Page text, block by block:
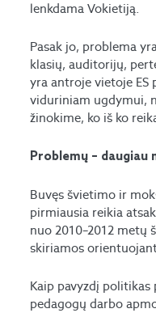
lenkdama Vokietiją.
Pasak jo, problema
klasių, auditorijų,
yra antroje vietoje
viduriniam ugdymui,
žinokime, ko iš ko
Problemų – daugiau
Buvęs švietimo ir
pirmiausia reikia
nuo 2010–2012 metų
skiriamos
Kaip pavyzdį
pedagogų darbo